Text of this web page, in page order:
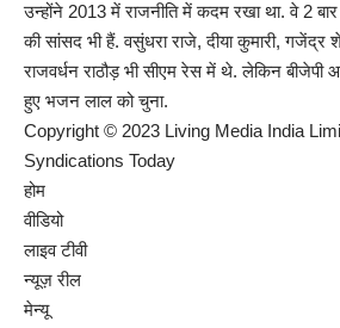
उन्होंने 2013 में राजनीति में कदम रखा था. वे 2
की सांसद भी हैं. वसुंधरा राजे, दीया कुमारी, गजेंद्र
राजवर्धन राठौड़ भी सीएम रेस में थे. लेकिन बीजेपी
हुए भजन लाल को चुना.
Copyright © 2023 Living Media India
Syndications Today
होम
वीडियो
लाइव टीवी
न्यूज़ रील
मेन्यू